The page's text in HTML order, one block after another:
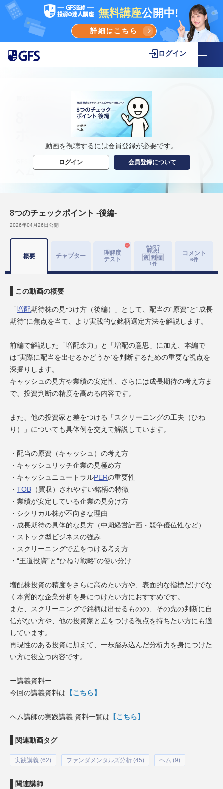
無料講座公開中!
詳細はこちら
ログイン
動画を視聴するには会員登録が必要です。
ログイン 会員登録について
8つのチェックポイント -後編-
2026年04月26日公開
概要 チャプター
理解度
テスト
1件
コメント
6件
この動画の概要
「増配期待株の見つけ方（後編）」として、配当の“原資”と“成長
期待”に焦点を当て、より実践的な銘柄選定方法を解説します。
前編で解説した「増配余力」と「増配の意思」に加え、本編で
は“実際に配当を出せるかどうか”を判断するための重要な視点を
深掘りします。
キャッシュの見方や業績の安定性、さらには成長期待の考え方ま
で、投資判断の精度を高める内容です。
また、他の投資家と差をつける「スクリーニングの工夫（ひね
り）」についても具体例を交えて解説しています。
・配当の原資（キャッシュ）の考え方
・キャッシュリッチ企業の見極め方
・キャッシュニュートラルPERの重要性
・ TOB （買収）されやすい銘柄の特徴
・業績が安定している企業の見分け方
・シクリカル株が不向きな理由
・成長期待の具体的な見方（中期経営計画・競争優位性など）
・ストック型ビジネスの強み
・スクリーニングで差をつける考え方
・“王道投資”と“ひねり戦略”の使い分け
増配株投資の精度をさらに高めたい方や、表面的な指標だけでな
く本質的な企業分析を身につけたい方におすすめです。
また、スクリーニングで銘柄は出せるものの、その先の判断に自
信がない方や、他の投資家と差をつける視点を持ちたい方にも適
しています。
再現性のある投資に加えて、一歩踏み込んだ分析力を身につけた
い方に役立つ内容です。
ー講義資料ー
今回の講義資料は 【こちら】
ヘム講師の実践講義 資料一覧は 【こちら】
関連動画タグ
実践講義 (62) ファンダメンタルズ分析 (45) ヘム (9)
関連講師